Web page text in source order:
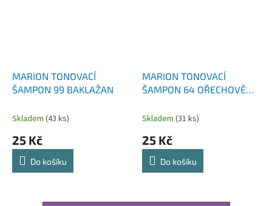
MARION TONOVACÍ
ŠAMPON 99 BAKLAŽAN
Skladem (43 ks)
25 Kč
Do košíku
MARION TONOVACÍ
ŠAMPON 64 OŘECHOVĚ
Skladem (31 ks)
25 Kč
Do košíku